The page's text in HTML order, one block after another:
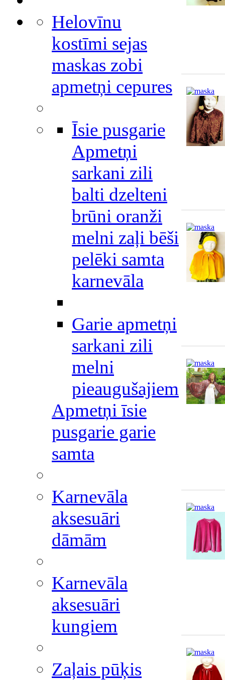
Helovīnu
kostīmi sejas
maskas zobi
apmetņi cepures
Īsie pusgarie
Apmetņi
sarkani zili
balti dzelteni
brūni oranži
melni zaļi bēši
pelēki samta
karnevāla
Garie apmetņi
sarkani zili
melni
pieaugušajiem
Apmetņi īsie
pusgarie garie
samta
Karnevāla
aksesuāri
dāmām
Karnevāla
aksesuāri
kungiem
Zaļais pūķis